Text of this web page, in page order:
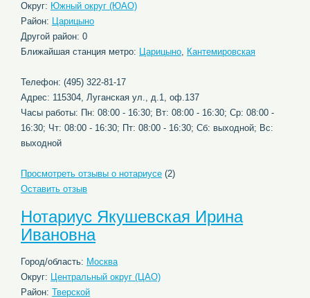
Округ: Южный округ (ЮАО)
Район: Царицыно
Другой район: 0
Ближайшая станция метро: Царицыно, Кантемировская
Телефон: (495) 322-81-17
Адрес: 115304, Луганская ул., д.1, оф.137
Часы работы: Пн: 08:00 - 16:30; Вт: 08:00 - 16:30; Ср: 08:00 -
16:30; Чт: 08:00 - 16:30; Пт: 08:00 - 16:30; Сб: выходной; Вс:
выходной
Просмотреть отзывы о нотариусе (2)
Оставить отзыв
Нотариус Якушевская Ирина
Ивановна
Город/область: Москва
Округ: Центральный округ (ЦАО)
Район: Тверской